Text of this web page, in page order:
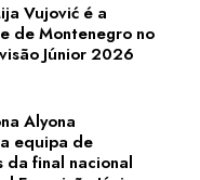
Vujović é a
de Montenegro no
Júnior 2026
Alyona
equipa de
da final nacional